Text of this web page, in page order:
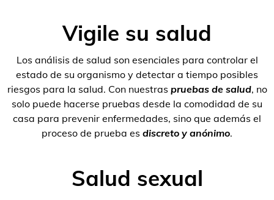
Vigile su salud
Los análisis de salud son esenciales para controlar el
estado de su organismo y detectar a tiempo posibles
riesgos para la salud. Con nuestras pruebas de salud, no
solo puede hacerse pruebas desde la comodidad de su
casa para prevenir enfermedades, sino que además el
proceso de prueba es discreto y anónimo.
Salud sexual